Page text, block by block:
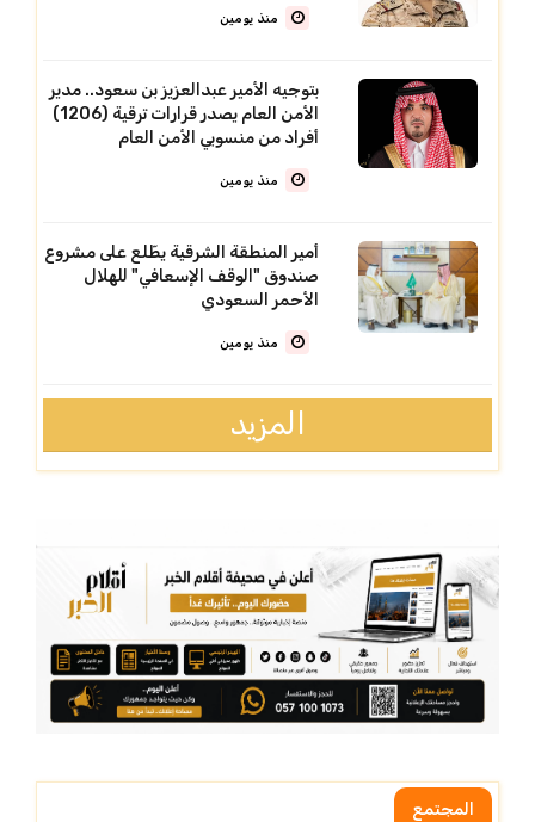
منذ يومين
بتوجيه الأمير عبدالعزيز بن سعود.. مدير
الأمن العام يصدر قرارات ترقية (1206)
أفراد من منسوبي الأمن العام
منذ يومين
أمير المنطقة الشرقية يطّلع على مشروع
صندوق "الوقف الإسعافي" للهلال
الأحمر السعودي
منذ يومين
المزيد
المجتمع